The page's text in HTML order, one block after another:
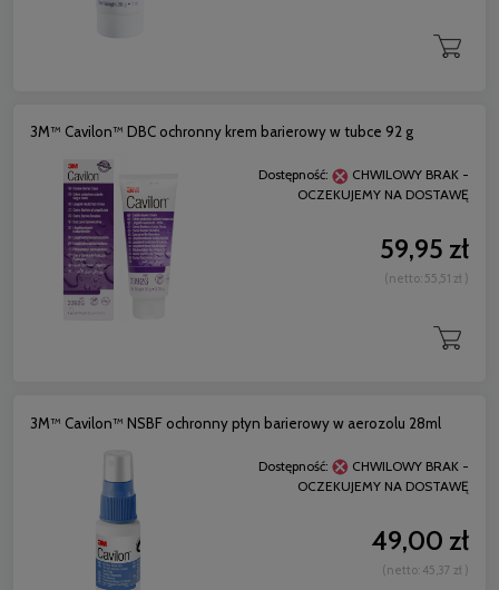
3M™ Cavilon™ DBC ochronny krem barierowy w tubce 92 g
Dostępność:
CHWILOWY BRAK -
OCZEKUJEMY NA DOSTAWĘ
59,95 zł
(netto: 55,51 zł )
3M™ Cavilon™ NSBF ochronny płyn barierowy w aerozolu 28ml
Dostępność:
CHWILOWY BRAK -
OCZEKUJEMY NA DOSTAWĘ
49,00 zł
(netto: 45,37 zł )